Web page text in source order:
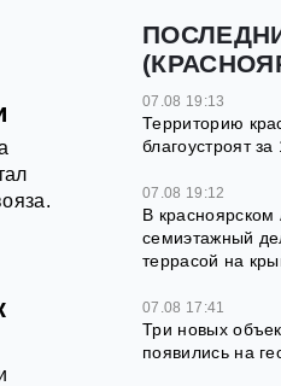
07.08 19:13
Территорию
благоустроят
07.08 19:12
В красноярском
семиэтажный
террасой на
07.08 17:41
Три новых
появились на